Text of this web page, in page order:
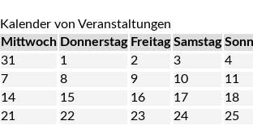
Kalender von Veranstaltungen
Mittwoch Donnerstag Freitag Samstag
31 1 2 3
4
7 8 9 10
11
14 15 16 17
18
21 22 23 24
25